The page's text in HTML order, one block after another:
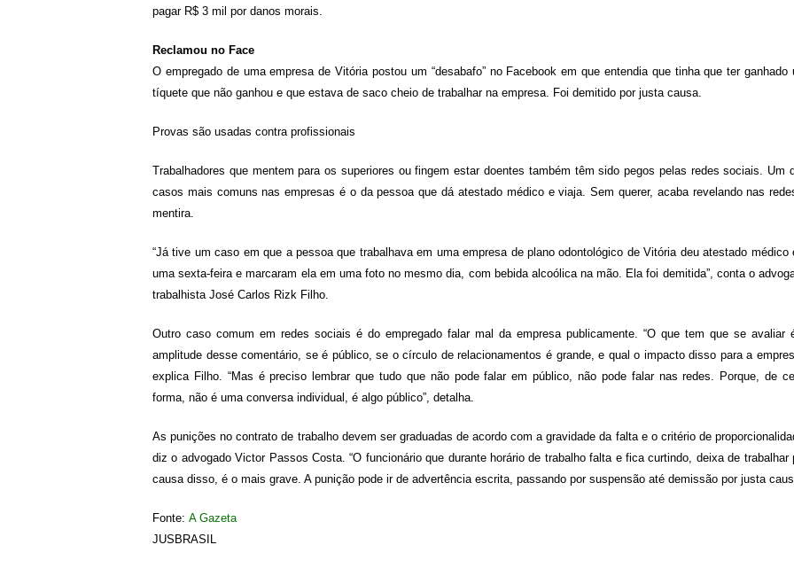
pagar R$ 3 mil por danos morais.
Reclamou no Face
O empregado de uma empresa de Vitória postou um “desabafo” no Facebook em que entendia que tinha que ter ganhado
tíquete que não ganhou e que estava de saco cheio de trabalhar na empresa. Foi demitido por justa causa.
Provas são usadas contra profissionais
Trabalhadores que mentem para os superiores ou fingem estar doentes também têm sido pegos pelas redes sociais. Um
casos mais comuns nas empresas é o da pessoa que dá atestado médico e viaja. Sem querer, acaba revelando nas
mentira.
“Já tive um caso em que a pessoa que trabalhava em uma empresa de plano odontológico de Vitória deu atestado médico
uma sexta-feira e marcaram ela em uma foto no mesmo dia, com bebida alcoólica na mão. Ela foi demitida”, conta o
trabalhista José Carlos Rizk Filho.
Outro caso comum em redes sociais é do empregado falar mal da empresa publicamente. “O que tem que se avaliar
amplitude desse comentário, se é público, se o círculo de relacionamentos é grande, e qual o impacto disso para a
explica Filho. “Mas é preciso lembrar que tudo que não pode falar em público, não pode falar nas redes. Porque, de
forma, não é uma conversa individual, é algo público”, detalha.
As punições no contrato de trabalho devem ser graduadas de acordo com a gravidade da falta e o critério de
diz o advogado Victor Passos Costa. “O funcionário que durante horário de trabalho falta e fica curtindo, deixa de trabalhar
causa disso, é o mais grave. A punição pode ir de advertência escrita, passando por suspensão até demissão por justa
Fonte: A Gazeta
JUSBRASIL